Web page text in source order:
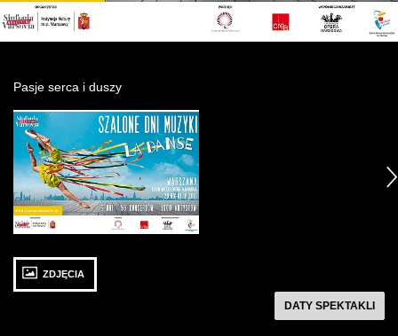
Wynajem kostiumów
Fundusze unijne
Dotacje celowe
Pasje serca i duszy
Zobacz
zdjęcie: Szalone
Dni
Muzyki:
Artyści
następnyDATY SPEKTAKLI
ZDJĘCIA